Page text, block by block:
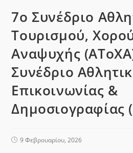
7ο Συνέδριο
Τουρισμού,
Αναψυχής
Συνέδριο
Επικοινωνίας &
Δημοσιογραφίας
9 Φεβρουαρίου, 2026